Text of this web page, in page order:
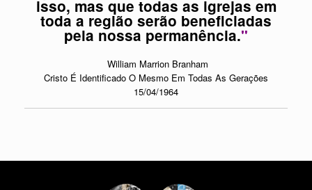
isso, mas que todas as igrejas em
toda a região serão beneficiadas
pela nossa permanência."
William Marrion Branham
Cristo É Identificado O Mesmo Em Todas As Gerações
15/04/1964